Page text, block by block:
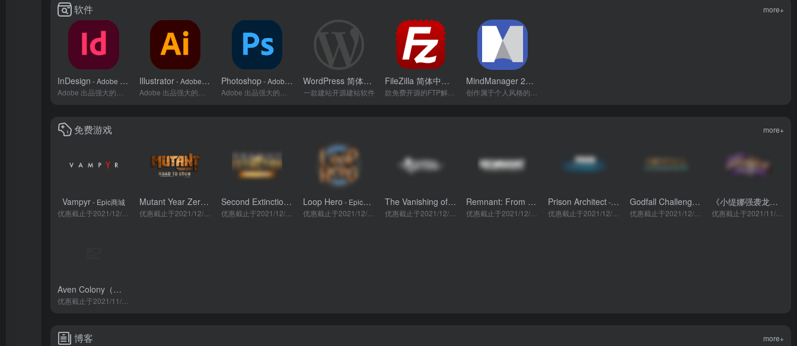
软件 more+
InDesign - Adobe CC 2022
Adobe 出品强大的板式设计软件
Illustrator- Adobe CC 2022
Adobe 出品强大的矢量图制作软件
Photoshop- Adobe CC 2022
Adobe 出品强大的图片处理软件
WordPress 简体中文版
- v5.8.2
一款建站开源建站软件
FileZilla 简体中文版
- v3.56.0
款免费开源的FTP解决方案软件
MindManager 2020 中文版
创作属于个人风格的思维导图工具
免费游戏 more+
Vampyr- Epic商城
Mutant Year Zero: Road to Eden
- Epic商城
优惠截止于2021/12/24 00:00
Second Extinction™
- Epic商城
优惠截止于2021/12/23 00:00
Loop Hero - Epic商城
优惠截止于2021/12/22 00:00
The Vanishing of Ethan Carter
- Epic商城
优惠截止于2021/12/21 00:00
Remnant: From the Ashes
- Epic商城
Prison Architect- Epic商城
Godfall Challenger Edition
- Epic商城
《小缇娜强袭龙堡：奇幻之地大冒险》
Aven Colony（艾文殖民地）
博客 more+